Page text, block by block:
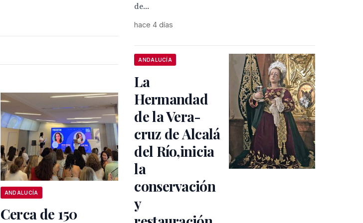
ANDALUCÍA
Cerca de 150
de...
hace 4 días
ANDALUCÍA
La
Hermandad
de la Vera-
cruz de Alcalá
del Río,inicia
la
conservación
y